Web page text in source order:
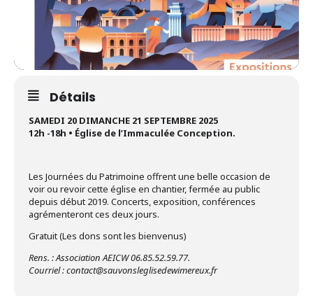
Détails
SAMEDI 20 DIMANCHE 21 SEPTEMBRE 2025
12h -18h • Église de l’Immaculée Conception.
Les Journées du Patrimoine offrent une belle occasion de
voir ou revoir cette église en chantier, fermée au public
depuis début 2019. Concerts, exposition, conférences
agrémenteront ces deux jours.
Gratuit (Les dons sont les bienvenus)
Rens. : Association AEICW 06.85.52.59.77.
Courriel : contact@sauvonsleglisedewimereux.fr